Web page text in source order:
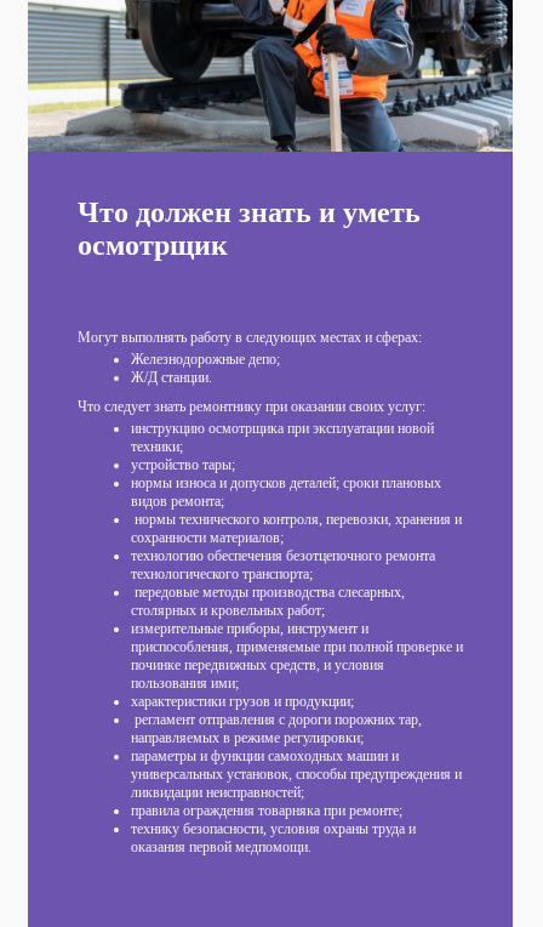
Что должен знать и уметь
осмотрщик
Могут выполнять работу в следующих местах и сферах:
Железнодорожные депо;
Ж/Д станции.
Что следует знать ремонтнику при оказании своих услуг:
инструкцию осмотрщика при эксплуатации новой
техники;
устройство тары;
нормы износа и допусков деталей; сроки плановых
видов ремонта;
нормы технического контроля, перевозки, хранения и
сохранности материалов;
технологию обеспечения безотцепочного ремонта
технологического транспорта;
передовые методы производства слесарных,
столярных и кровельных работ;
измерительные приборы, инструмент и
приспособления, применяемые при полной проверке и
починке передвижных средств, и условия
пользования ими;
характеристики грузов и продукции;
регламент отправления с дороги порожних тар,
направляемых в режиме регулировки;
параметры и функции самоходных машин и
универсальных установок, способы предупреждения и
ликвидации неисправностей;
правила ограждения товарняка при ремонте;
технику безопасности, условия охраны труда и
оказания первой медпомощи.